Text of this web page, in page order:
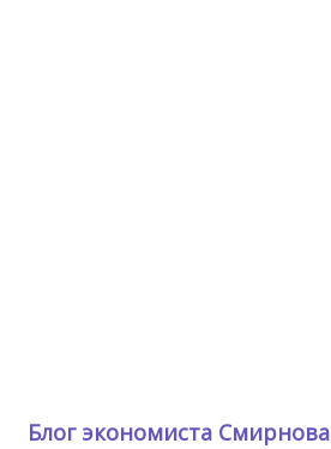
Блог экономиста Смирнова